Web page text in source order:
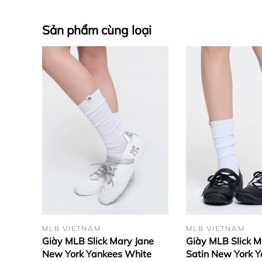
Nổi trội trong bộ sưu tập của mình, mẫu giày MLB
trưng của phối màu trắng ngà ấm áp cùng họa tiết
đầy màu sắc xuất hiện trên họa tiết monogram đặc
gọi của đội vô cùng tài năng
New York Yankees . Tuy
ứng chiều cao khác biệt mà những bạn trẻ mong
Sản phẩm cùng loại
MLB VIETNAM
Giày MLB Slick Mary Jane
New York Yankees White
MLB VIETNAM
Giày MLB Slick
Satin New York